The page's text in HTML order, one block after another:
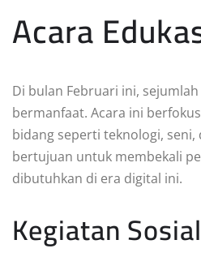
Acara
Di bulan Februari ini,
bermanfaat. Acara ini
bidang seperti teknologi,
bertujuan untuk membekali
dibutuhkan di era digital ini.
Kegiatan